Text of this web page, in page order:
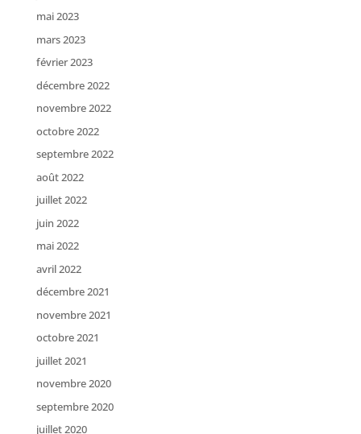
mai 2023
mars 2023
février 2023
décembre 2022
novembre 2022
octobre 2022
septembre 2022
août 2022
juillet 2022
juin 2022
mai 2022
avril 2022
décembre 2021
novembre 2021
octobre 2021
juillet 2021
novembre 2020
septembre 2020
juillet 2020